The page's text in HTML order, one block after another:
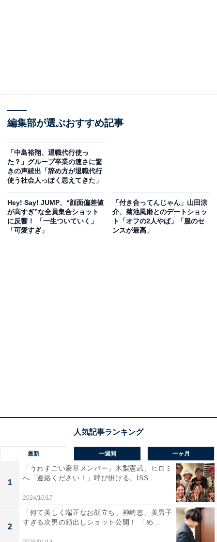
編集部が選ぶおすすめ記事
「中島裕翔、退職代行使っ
た？」グループ卒業の速さに驚
きの声続出「辞め方が退職代行
使う社会人っぽく思えてきた」
Hey! Say! JUMP、“顔面偏差値
が高すぎ”な全員集合ショット
に反響！ 「一生ついていく」
「可愛すぎ」
「付き合ってんじゃん」山田涼
介、菊池風磨とのデートショッ
ト「オフの2人やば」「服のセ
ンスが最高」
最新 一週間 一ヶ月
1
「うわすごい豪華メンバー」木梨憲武、ヒロミ
へ「連絡ください！」呼び掛ける。ISS...
2024/10/17
2
「何て美しく端正なお顔立ち」神崎恵、美男子
すぎる次男の顔出しショット公開！ 「め...